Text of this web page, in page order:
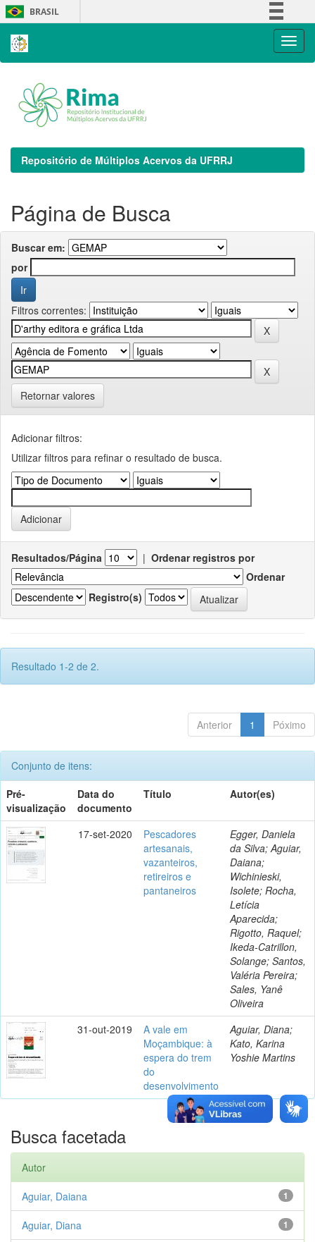
Skip
navigation
BRASIL
Repositório de Múltiplos Acervos da UFRRJ
Página de Busca
Buscar em:
por
Filtros correntes:
Retornar valores
Adicionar filtros:
Utilizar filtros para refinar o resultado de busca.
Resultados/Página | Ordenar registros por
Ordenar
Registro(s)
Resultado 1-2 de 2.
Anterior 1 Póximo
Conjunto de itens:
Pré-
visualização
Data do
documento
Título Autor(es)
17-set-2020
Pescadores
artesanais,
vazanteiros,
retireiros e
pantaneiros
Egger, Daniela
da Silva; Aguiar,
Daiana;
Wichinieski,
Isolete; Rocha,
Letícia
Aparecida;
Rigotto, Raquel;
Ikeda-Catrillon,
Solange; Santos,
Valéria Pereira;
Sales, Yanê
Oliveira
31-out-2019
A vale em
Moçambique: à
espera do trem
do
desenvolvimento
Aguiar, Diana;
Kato, Karina
Yoshie Martins
Busca facetada
Autor
1
Aguiar, Daiana
1
Aguiar, Diana